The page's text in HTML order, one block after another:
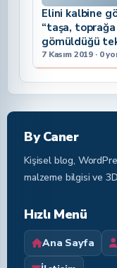
Elini kalbine
“taşa,
gömüldüğü
7 Kasım 2019 · 0
By Caner
Kişisel blog,
malzeme bilgisi ve
Hızlı Menü
Ana Sayfa